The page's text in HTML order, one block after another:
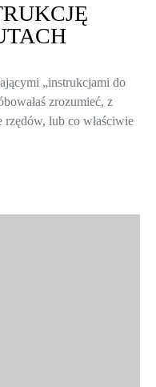
„instrukcjami do
zrozumieć, z
rzędów, lub co właściwie